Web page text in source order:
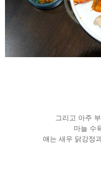
그리고 아주
마늘 수
얘는 새우 닭강정